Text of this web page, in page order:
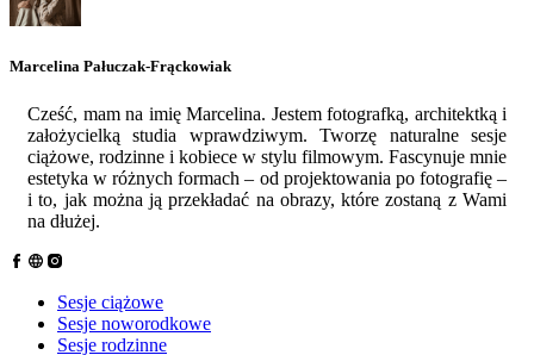
Marcelina Pałuczak-Frąckowiak
Cześć, mam na imię Marcelina. Jestem fotografką, architektką i
założycielką studia wprawdziwym. Tworzę naturalne sesje
ciążowe, rodzinne i kobiece w stylu filmowym. Fascynuje mnie
estetyka w różnych formach – od projektowania po fotografię –
i to, jak można ją przekładać na obrazy, które zostaną z Wami
na dłużej.
Sesje ciążowe
Sesje noworodkowe
Sesje rodzinne